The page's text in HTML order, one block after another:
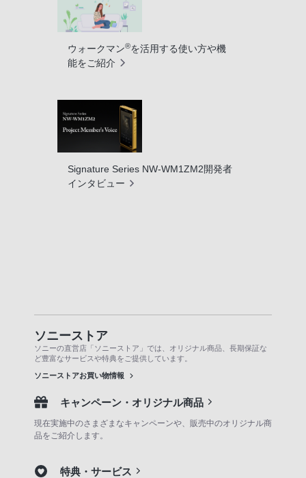
ウォークマン®を活用する使い方や機
能をご紹介
Signature Series NW-WM1ZM2開発者
インタビュー
ソニーストア
ソニーの直営店「ソニーストア」では、オリジナル商品、長期保証な
ど豊富なサービスや特典をご提供しています。
ソニーストアお買い物情報
キャンペーン・オリジナル商品
現在実施中のさまざまなキャンペーンや、販売中のオリジナル商
品をご紹介します。
特典・サービス